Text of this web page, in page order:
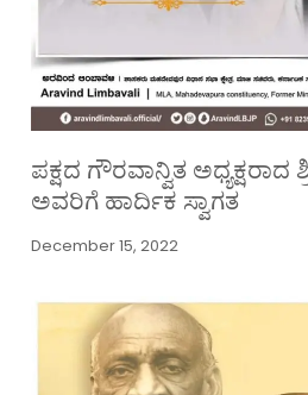
ಪಕ್ಷದ ಗೌರವಾನ್ವಿತ ಅಧ್ಯಕ್ಷರಾದ
ಅವರಿಗೆ ಹಾರ್ದಿಕ ಸ್ವಾಗತ
December 15, 2022